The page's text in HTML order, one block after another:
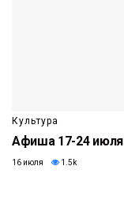
Культура
Афиша 17-24 июля
16 июля 1.5k